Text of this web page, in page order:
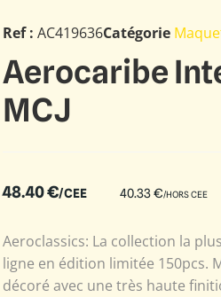
Ref : AC419636Catégorie
Aerocaribe
MCJ
48.40€/CEE 40.33€/HORS CEE
Aeroclassics: La collection la
ligne en édition limitée 150pcs.
décoré avec une très haute